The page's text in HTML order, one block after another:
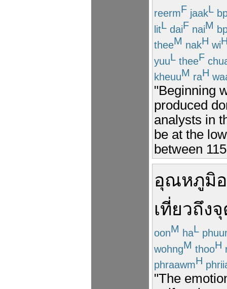
reermF jaakL
litL daiF naiM
theeM nakH wi
yuuL theeF
kheuuM raH
"Beginning
produced
analysts in
be at the
between
อุณหภูมิ
เที่ยวถึง
oonM haL
wohngM thooH
phraawmH
"The